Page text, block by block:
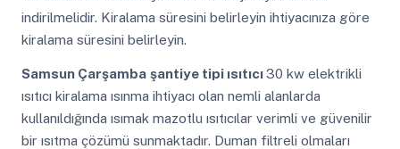
indirilmelidir. Kiralama süresini belirleyin ihtiyacınıza göre
kiralama süresini belirleyin.
Samsun Çarşamba şantiye tipi ısıtıcı30 kw elektrikli
ısıtıcı kiralama ısınma ihtiyacı olan nemli alanlarda
kullanıldığında ısımak mazotlu ısıtıcılar verimli ve güvenilir
bir ısıtma çözümü sunmaktadır. Duman filtreli olmaları